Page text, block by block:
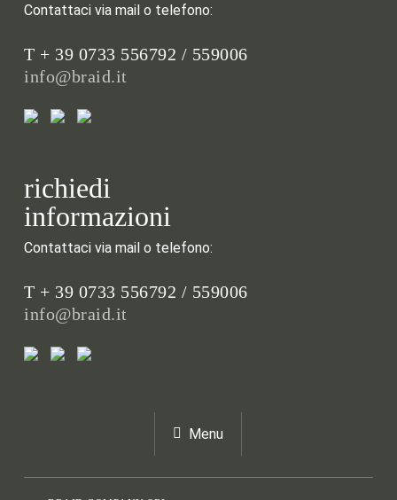
Contattaci via mail o telefono:
T + 39 0733 556792 / 559006
info@braid.it
richiedi
informazioni
Contattaci via mail o telefono:
T + 39 0733 556792 / 559006
info@braid.it
Menu